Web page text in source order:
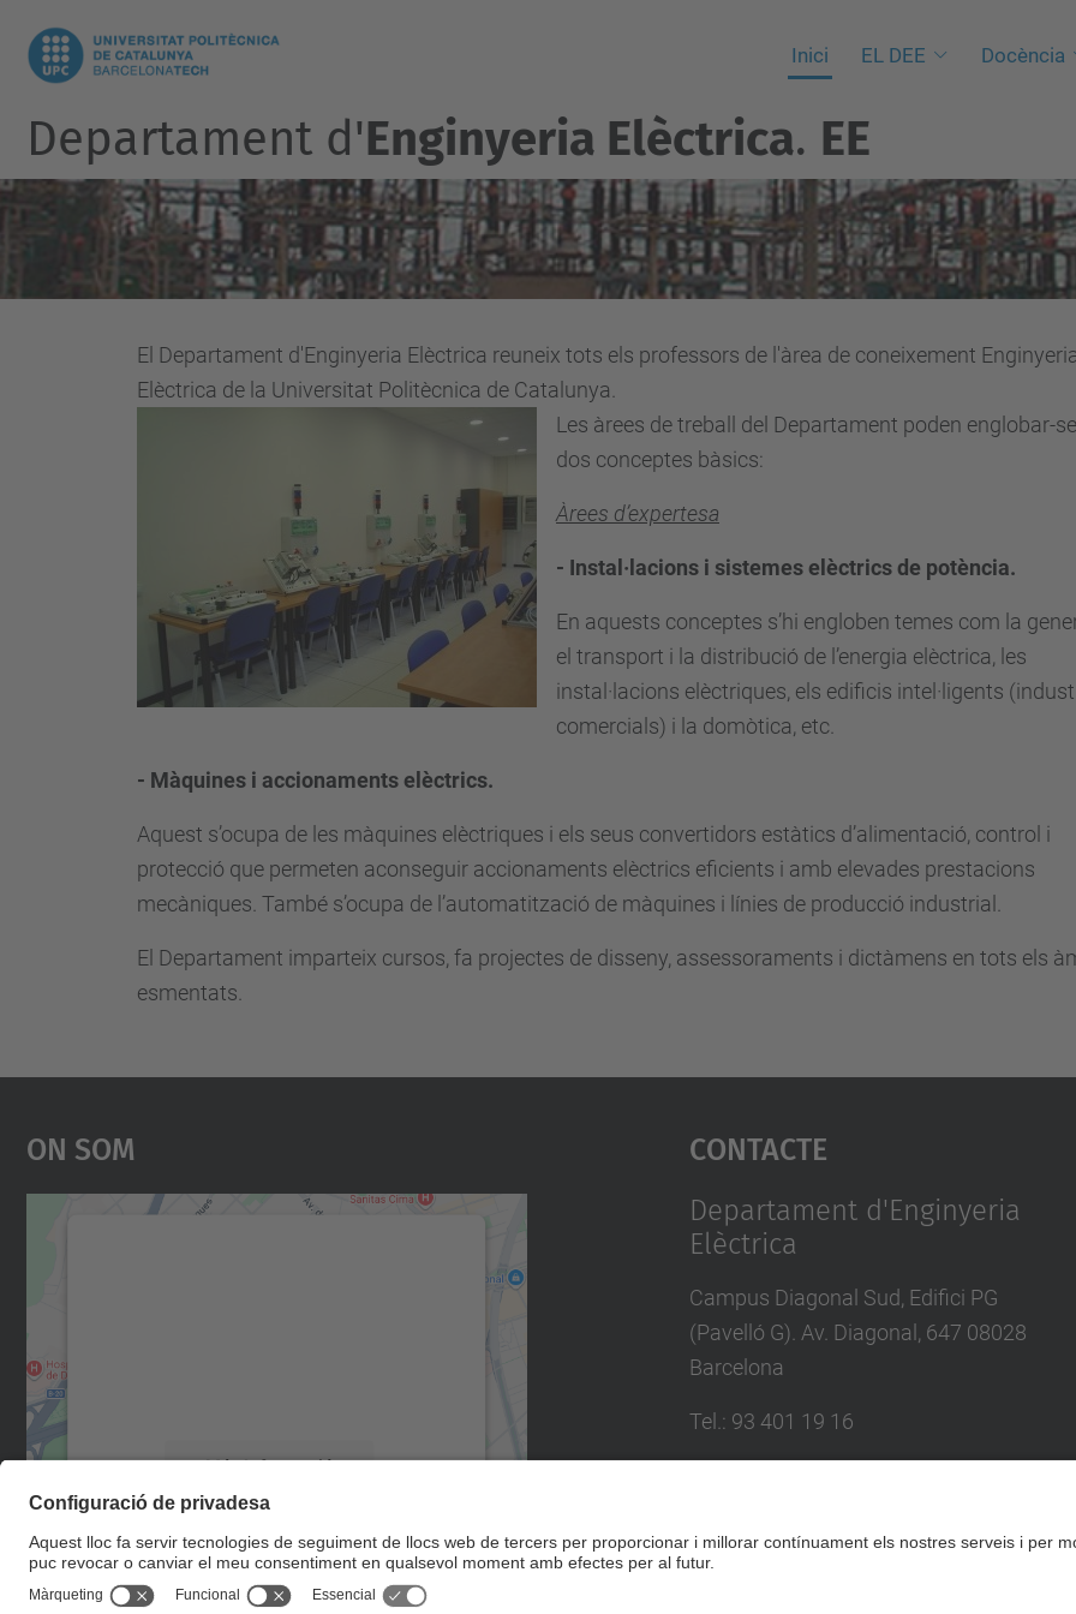
Inici EL DEE Docència
Departament d'Enginyeria Elèctrica. EE
El Departament d'Enginyeria Elèctrica reuneix tots els professors de l'àrea de coneixement
Elèctrica de la Universitat Politècnica de Catalunya.
Les àrees de treball del Departament poden englobar-
dos conceptes bàsics:
Àrees d’expertesa
- Instal·lacions i sistemes elèctrics de potència.
En aquests conceptes s’hi engloben temes com la
el transport i la distribució de l’energia elèctrica, les
instal·lacions elèctriques, els edificis intel·ligents
comercials) i la domòtica, etc.
- Màquines i accionaments elèctrics.
Aquest s’ocupa de les màquines elèctriques i els seus convertidors estàtics d’alimentació, control i
protecció que permeten aconseguir accionaments elèctrics eficients i amb elevades prestacions
mecàniques. També s’ocupa de l’automatització de màquines i línies de producció industrial.
El Departament imparteix cursos, fa projectes de disseny, assessoraments i dictàmens en tots els
esmentats.
On Som
Més Informació
powered byUsercentrics Consent
Management Platform
Contacte
Departament d'Enginyeria
Elèctrica
Campus Diagonal Sud, Edifici PG
(Pavelló G). Av. Diagonal, 647 08028
Barcelona
Tel. : 93 401 19 16